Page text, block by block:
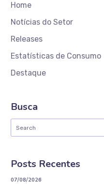
Home
Notícias do Setor
Releases
Estatísticas de Consumo
Destaque
Busca
Posts Recentes
07/08/2026